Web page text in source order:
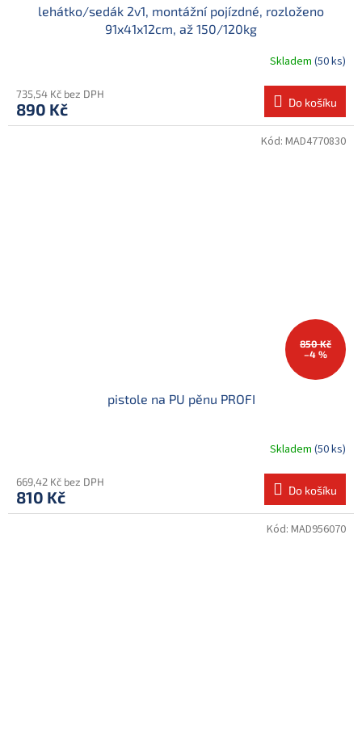
lehátko/sedák 2v1, montážní pojízdné, rozloženo
91x41x12cm, až 150/120kg
Skladem (50 ks)
735,54 Kč bez DPH
890 Kč Do košíku
850 Kč
–4 %
pistole na PU pěnu PROFI
Skladem (50 ks)
669,42 Kč bez DPH
810 Kč Do košíku
Kód: MAD4770830
Kód: MAD956070